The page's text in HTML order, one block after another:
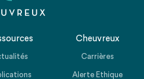
Cheuvreux
Carrières
Alerte Ethique